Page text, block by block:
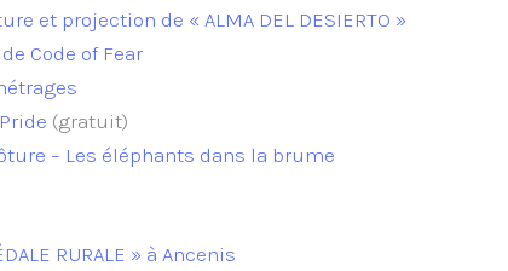
et projection de « ALMA DEL DESIERTO »
Code of Fear
(gratuit)
– Les éléphants dans la brume
RURALE » à Ancenis